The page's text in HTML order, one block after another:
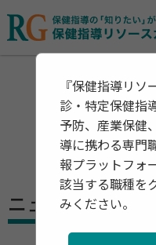
ニュース
『保健指導リソ
診・特定保健指
予防、産業保健
導に携わる専門
報プラットフォ
該当する職種を
みください。